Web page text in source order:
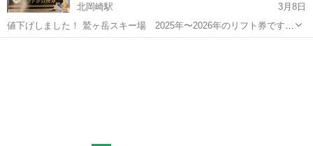
北岡崎駅
3月8日
値下げしました！ 鷲ヶ岳スキー場 2025年〜2026年のリフト券です。
今シーズンはもう行けない為、格安にてお譲りします。 他でも出品し